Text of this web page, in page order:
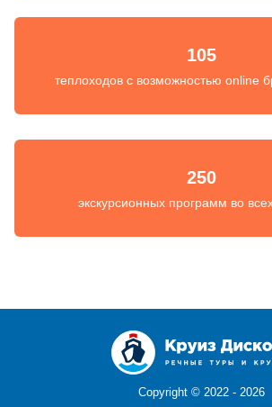
105
теплоходов с возможностью online
250
экскурсионных программ во
Copyright © 2022 - 2026